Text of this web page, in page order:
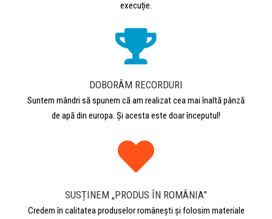
execuție.
DOBORÂM RECORDURI
Suntem mândri să spunem că am realizat cea mai înaltă pânză
de apă din europa. Și acesta este doar începutul!
SUSȚINEM „PRODUS ÎN ROMÂNIA”
Credem în calitatea produselor românești și folosim materiale